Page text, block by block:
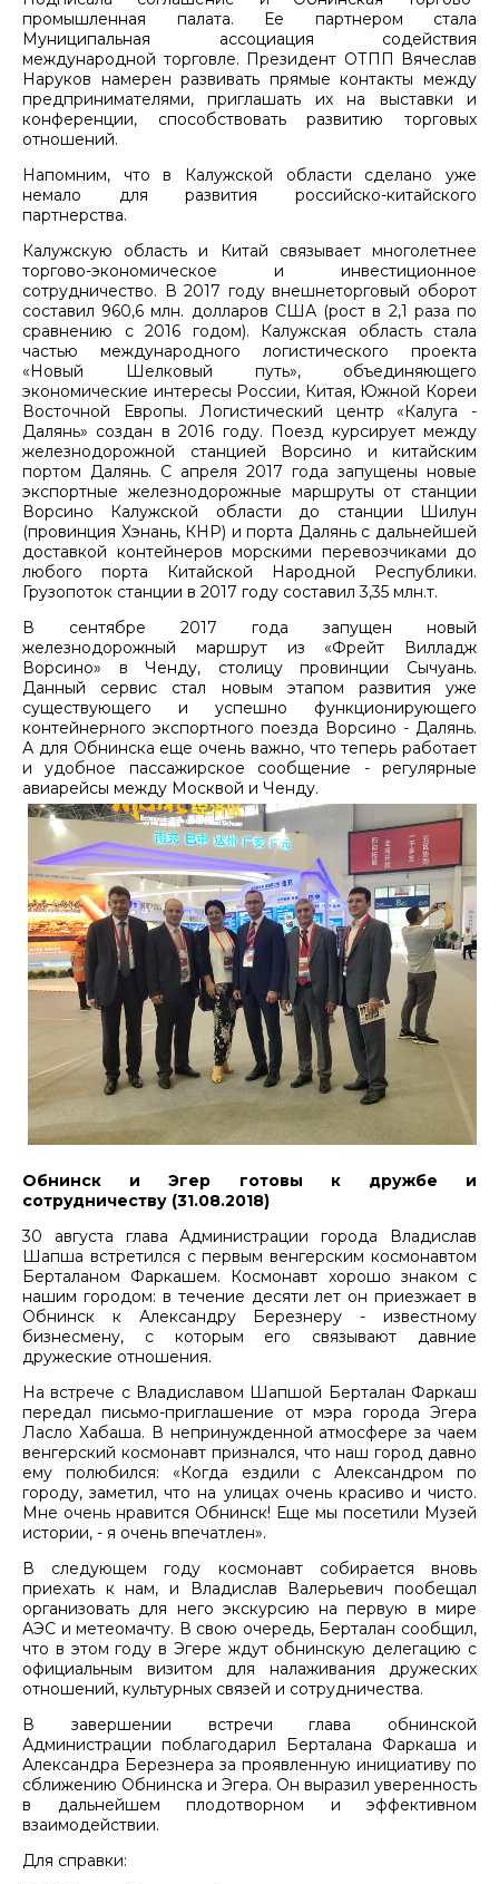
промышленная палата. Ее партнером стала
Муниципальная ассоциация содействия
международной торговле. Президент ОТПП Вячеслав
Наруков намерен развивать прямые контакты между
предпринимателями, приглашать их на выставки и
конференции, способствовать развитию торговых
отношений.
Напомним, что в Калужской области сделано уже
немало для развития российско-китайского
партнерства.
Калужскую область и Китай связывает многолетнее
торгово-экономическое и инвестиционное
сотрудничество. В 2017 году внешнеторговый оборот
составил 960,6 млн. долларов США (рост в 2,1 раза по
сравнению с 2016 годом). Калужская область стала
частью международного логистического проекта
«Новый Шелковый путь», объединяющего
экономические интересы России, Китая, Южной Кореи
Восточной Европы. Логистический центр «Калуга -
Далянь» создан в 2016 году. Поезд курсирует между
железнодорожной станцией Ворсино и китайским
портом Далянь. С апреля 2017 года запущены новые
экспортные железнодорожные маршруты от станции
Ворсино Калужской области до станции Шилун
(провинция Хэнань, КНР) и порта Далянь с дальнейшей
доставкой контейнеров морскими перевозчиками до
любого порта Китайской Народной Республики.
Грузопоток станции в 2017 году составил 3,35 млн.т.
В сентябре 2017 года запущен новый
железнодорожный маршрут из «Фрейт Вилладж
Ворсино» в Ченду, столицу провинции Сычуань.
Данный сервис стал новым этапом развития уже
существующего и успешно функционирующего
контейнерного экспортного поезда Ворсино - Далянь.
А для Обнинска еще очень важно, что теперь работает
и удобное пассажирское сообщение - регулярные
авиарейсы между Москвой и Ченду.
Обнинск и Эгер готовы к дружбе и
сотрудничеству (31.08.2018)
30 августа глава Администрации города Владислав
Шапша встретился с первым венгерским космонавтом
Берталаном Фаркашем. Космонавт хорошо знаком с
нашим городом: в течение десяти лет он приезжает в
Обнинск к Александру Березнеру - известному
бизнесмену, с которым его связывают давние
дружеские отношения.
На встрече с Владиславом Шапшой Берталан Фаркаш
передал письмо-приглашение от мэра города Эгера
Ласло Хабаша. В непринужденной атмосфере за чаем
венгерский космонавт признался, что наш город давно
ему полюбился: «Когда ездили с Александром по
городу, заметил, что на улицах очень красиво и чисто.
Мне очень нравится Обнинск! Еще мы посетили Музей
истории, - я очень впечатлен».
В следующем году космонавт собирается вновь
приехать к нам, и Владислав Валерьевич пообещал
организовать для него экскурсию на первую в мире
АЭС и метеомачту. В свою очередь, Берталан сообщил,
что в этом году в Эгере ждут обнинскую делегацию с
официальным визитом для налаживания дружеских
отношений, культурных связей и сотрудничества.
В завершении встречи глава обнинской
Администрации поблагодарил Берталана Фаркаша и
Александра Березнера за проявленную инициативу по
сближению Обнинска и Эгера. Он выразил уверенность
в дальнейшем плодотворном и эффективном
взаимодействии.
Для справки: